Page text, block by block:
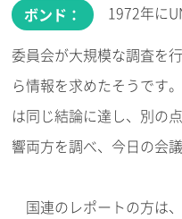
ボンド：
1972年に
委員会が大規模な調査を
ら情報を求めたそうです
は同じ結論に達し、別の
響両方を調べ、今日の会
国連のレポートの方は